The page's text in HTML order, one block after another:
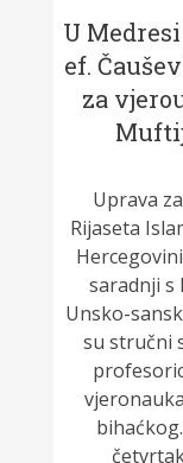
U
ef.
za
Uprava
Rijaseta
saradnji s
Unsko-
su stručni